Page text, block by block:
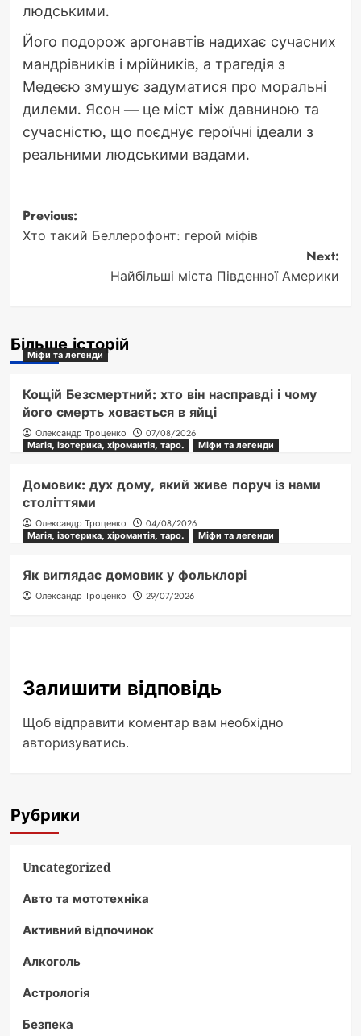
людськими.
Його подорож аргонавтів надихає сучасних
мандрівників і мрійників, а трагедія з
Медеєю змушує задуматися про моральні
дилеми. Ясон — це міст між давниною та
сучасністю, що поєднує героїчні ідеали з
реальними людськими вадами.
Post
navigation
Previous:
Хто такий Беллерофонт: герой міфів
Next:
Найбільші міста Південної Америки
Більше історій
Міфи та легенди
Кощій Безсмертний: хто він насправді і чому
його смерть ховається в яйці
Олександр Троценко
07/08/2026
Магія, ізотерика, хіромантія, таро.
Міфи та легенди
Домовик: дух дому, який живе поруч із нами
століттями
Олександр Троценко
04/08/2026
Магія, ізотерика, хіромантія, таро.
Міфи та легенди
Як виглядає домовик у фольклорі
Олександр Троценко 29/07/2026
Залишити відповідь
Щоб відправити коментар вам необхідно
авторизуватись.
Рубрики
Uncategorized
Авто та мототехніка
Активний відпочинок
Алкоголь
Астрологія
Безпека